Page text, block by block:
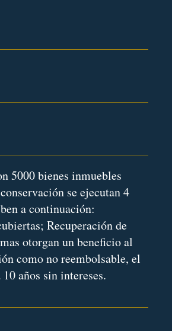
5000 bienes inmuebles
se ejecutan 4
a continuación:
Recuperación de
otorgan un beneficio al
como no reembolsable, el
años sin intereses.